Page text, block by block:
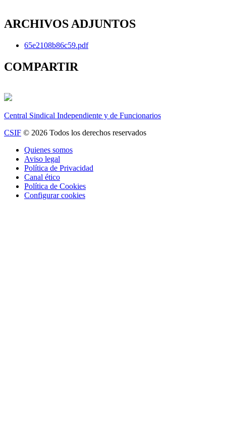
ARCHIVOS ADJUNTOS
65e2108b86c59.pdf
COMPARTIR
Central Sindical Independiente y de Funcionarios
CSIF © 2026 Todos los derechos reservados
Quienes somos
Aviso legal
Política de Privacidad
Canal ético
Política de Cookies
Configurar cookies